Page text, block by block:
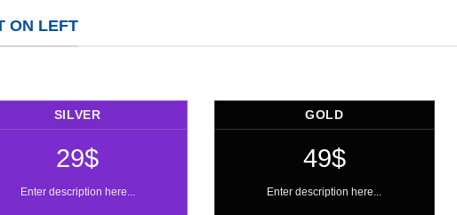
ON LEFT
SILVER
29$
Enter description here...
GOLD
49$
Enter description here...